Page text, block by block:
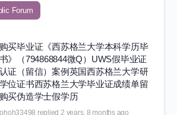
Forum
买毕业证《西苏格兰大学本科学历毕
》（794868844微Q）UWS假毕业证
证（留信）案例英国西苏格兰大学研
位证书西苏格兰大学毕业证成绩单留
买伪造学士假学历
replied 2 years, 8 months ago